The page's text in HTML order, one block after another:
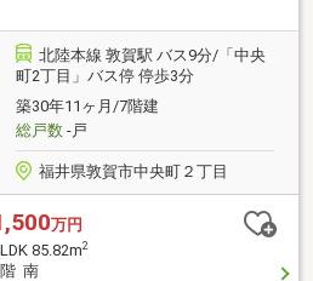
換、洗面化粧台交換間取変更、玄
（一部）交換、床材上張り、シュ
クロス張替え給湯器交換、インタ
報器設置、照明器具交換周【おす
物件は条件により住宅ローン減税
・新品の照明器具設置予定なので
北陸本線 敦賀駅 バス9分/「中央
町2丁目」バス停 停歩3分
築30年11ヶ月/7階建
総戸数-戸
福井県敦賀市中央町２丁目
万円
85.82m2
南